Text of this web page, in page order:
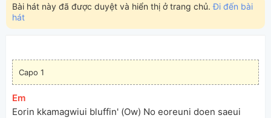
Bài hát này đã được duyệt và hiển thị ở trang chủ.Đi đến bài
hát
Capo 1
[Em
Eorin kkamagwiui bluffin' (Ow) No eoreuni doen saeui